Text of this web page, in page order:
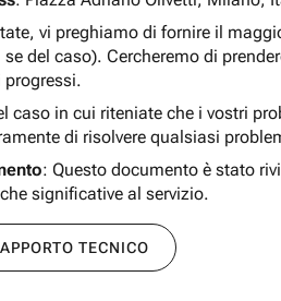
vi preghiamo di fornire il
del caso). Cercheremo di
progressi.
caso in cui riteniate che i vostri
di risolvere qualsiasi
: Questo documento è stato
significative al servizio.
TECNICO